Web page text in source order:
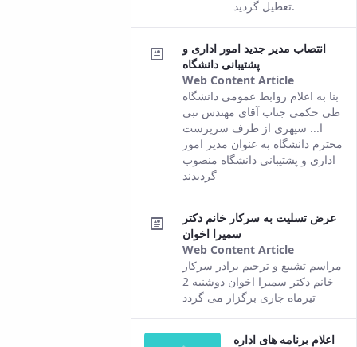
تعطیل گردید.
انتصاب مدیر جدید امور اداری و
پشتیبانی دانشگاه
Web Content Article
This
result
comes
from the
Persian
version of
بنا به اعلام روابط عمومی دانشگاه
طی حکمی جناب آقای مهندس نبی
ا... سپهری از طرف سرپرست
محترم دانشگاه به عنوان مدیر امور
اداری و پشتیبانی دانشگاه منصوب
گردیدند
عرض تسلیت به سرکار خانم دکتر
سمیرا اخوان
Web Content Article
This
result
comes
from the
version of
مراسم تشییع و ترحیم برادر سرکار
خانم دکتر سمیرا اخوان دوشنبه 2
تیرماه جاری برگزار می گردد
اعلام برنامه های اداره